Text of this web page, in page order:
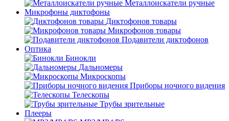
Металлоискатели ручные
Микрофоны диктофоны
Диктофонов товары
Микрофонов товары
Подавители диктофонов
Оптика
Бинокли
Дальномеры
Микроскопы
Приборы ночного видения
Телескопы
Трубы зрительные
Плееры